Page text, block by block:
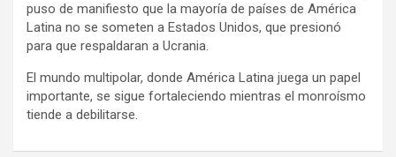
puso de manifiesto que la mayoría de países de América
Latina no se someten a Estados Unidos, que presionó
para que respaldaran a Ucrania.
El mundo multipolar, donde América Latina juega un papel
importante, se sigue fortaleciendo mientras el monroísmo
tiende a debilitarse.